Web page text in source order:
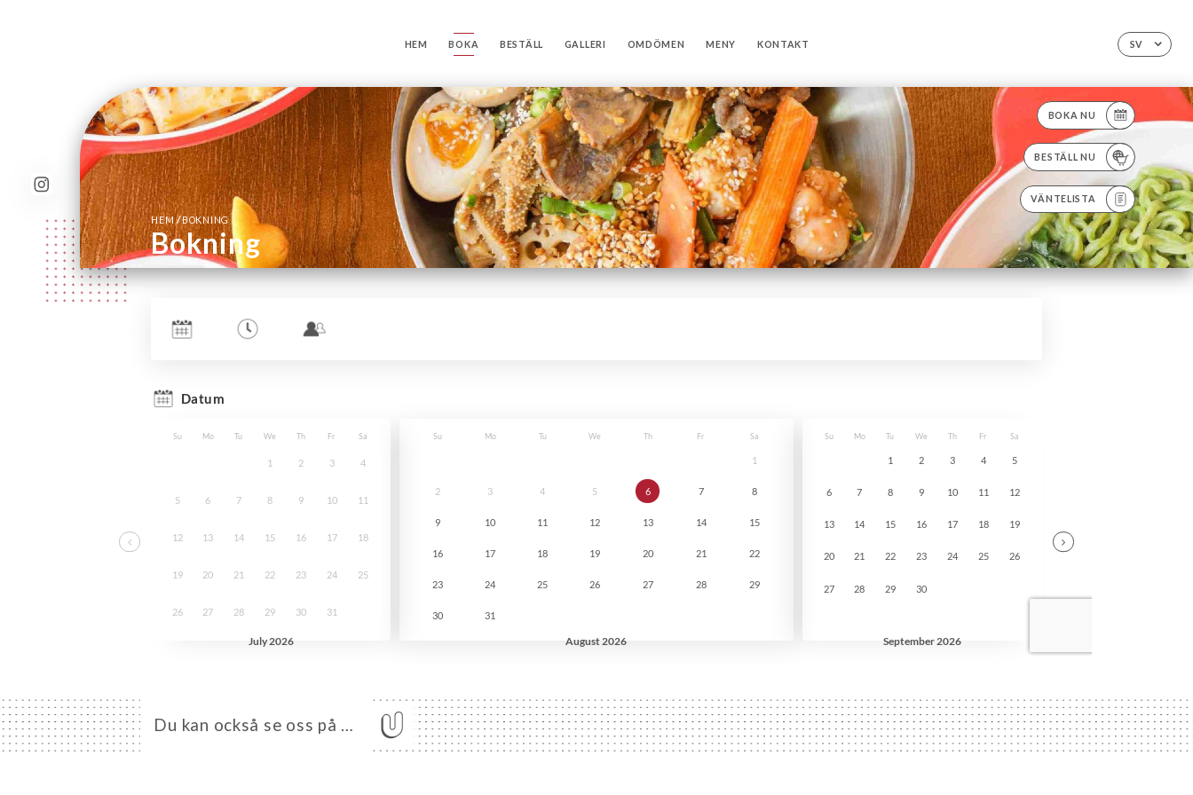
SV
HEM BOKA BESTÄLL GALLERI OMDÖMEN MENY KONTAKT
BOKA NU
BESTÄLL NU
VÄNTELISTA
HEM/BOKNING
Bokning
Du kan också se oss på …